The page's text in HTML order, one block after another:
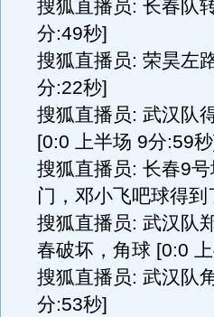
搜狐直播员: 长春队
分:49秒]
搜狐直播员: 荣昊左
分:22秒]
搜狐直播员: 武汉队
[0:0 上半场 9分:59
搜狐直播员: 长春9
门，邓小飞吧球得
搜狐直播员: 武汉队
春破坏，角球 [0:0
搜狐直播员: 武汉队
分:53秒]